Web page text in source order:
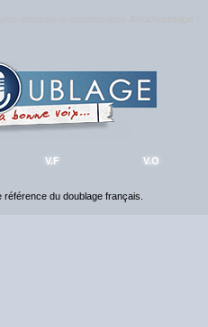
V.F V.O
référence du doublage français.